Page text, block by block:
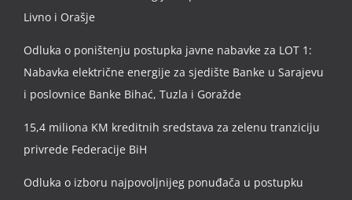
Livno i Orašje
Odluka o poništenju postupka javne nabavke za LOT 1:
Nabavka električne energije za sjedište Banke u Sarajevu
i poslovnice Banke Bihać, Tuzla i Goražde
15,4 miliona KM kreditnih sredstava za zelenu tranziciju
privrede Federacije BiH
Odluka o izboru najpovoljnijeg ponuđača u postupku